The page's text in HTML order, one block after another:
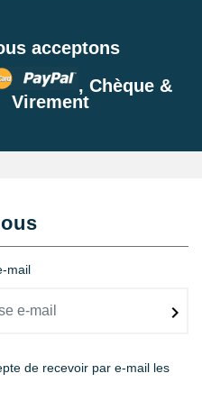
acceptons
, Chèque &
Virement
mail
de recevoir par e-mail les